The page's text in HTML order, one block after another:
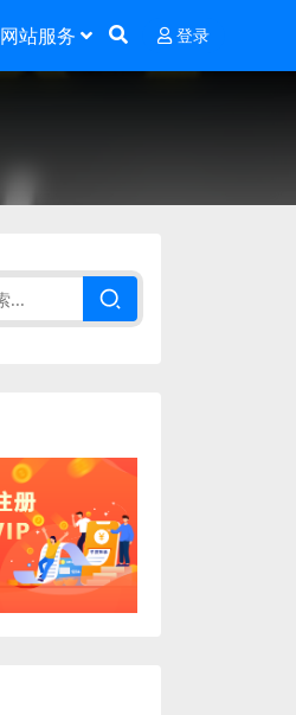
网站服务 登录